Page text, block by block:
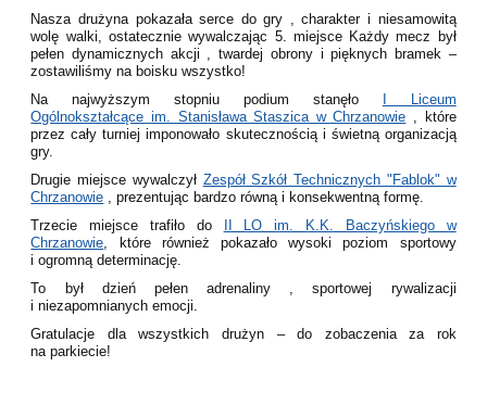
Nasza drużyna pokazała serce do gry , charakter i niesamowitą
wolę walki, ostatecznie wywalczając 5. miejsce Każdy mecz był
pełen dynamicznych akcji , twardej obrony i pięknych bramek –
zostawiliśmy na boisku wszystko!
Na najwyższym stopniu podium stanęło
I Liceum
Ogólnokształcące im. Stanisława Staszica w Chrzanowie , które
przez cały turniej imponowało skutecznością i świetną organizacją
gry.
Drugie miejsce wywalczył Zespół Szkół Technicznych "Fablok" w
Chrzanowie , prezentując bardzo równą i konsekwentną formę.
Trzecie miejsce trafiło do
II LO im. K.K. Baczyńskiego w
Chrzanowie , które również pokazało wysoki poziom sportowy
i ogromną determinację.
To był dzień pełen adrenaliny , sportowej rywalizacji
i niezapomnianych emocji.
Gratulacje dla wszystkich drużyn – do zobaczenia za rok
na parkiecie!